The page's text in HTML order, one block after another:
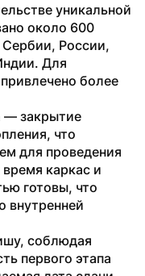
уникальной
около 600
Сербии, России,
Для
более
— закрытие
что
для проведения
каркас и
готовы, что
внутренней
соблюдая
первого этапа